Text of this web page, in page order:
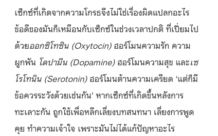
เซ็กซ์ที่เกิดจากความโกรธจึงไม่ใช่เรื่องผิดแปลกอะไร
ข้อดีของมันก็เหมือนกับเซ็กซ์ในช่วงเวลาปกติ ที่เปี่ยมไป
ด้วยออกซิโทซิน (Oxytocin) ฮอร์โมนความรัก ความ
ผูกพัน โดปามีน (Dopamine) ฮอร์โมนความสุข และเซ
โรโทนิน (Serotonin)ฮอร์โมนต้านความเครียด ‘แต่ก็มี
ข้อควรระวังด้วยเช่นกัน’ หากเซ็กซ์ที่เกิดขึ้นหลังการ
ทะเลาะกัน ถูกใช้เพื่อหลีกเลี่ยงบทสนทนา เลี่ยงการพูด
คุย ทำความเจ้าใจ เพราะมันไม่ได้แก้ปัญหาอะไร